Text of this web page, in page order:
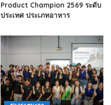
Product Champion 2569 ระดับ
ประเทศ ประเภทอาหาร